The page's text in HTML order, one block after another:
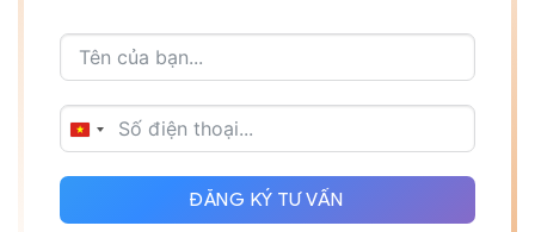
VIETNAM
ĐĂNG KÝ TƯ VẤN